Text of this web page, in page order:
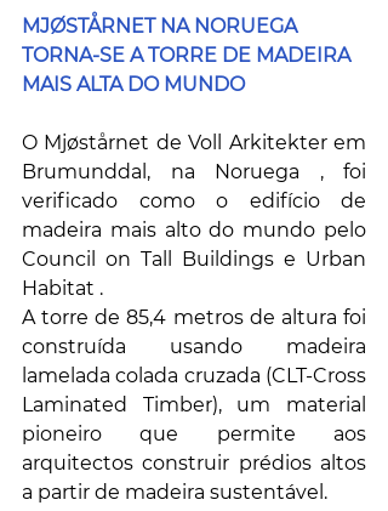
MJØSTÅRNET NA NORUEGA
TORNA-SE A TORRE DE MADEIRA
MAIS ALTA DO MUNDO
O Mjøstårnet de Voll Arkitekter em
Brumunddal, na Noruega , foi
verificado como o edifício de
madeira mais alto do mundo pelo
Council on Tall Buildings e Urban
Habitat .
A torre de 85,4 metros de altura foi
construída usando madeira
lamelada colada cruzada (CLT-Cross
Laminated Timber), um material
pioneiro que permite aos
arquitectos construir prédios altos
a partir de madeira sustentável.